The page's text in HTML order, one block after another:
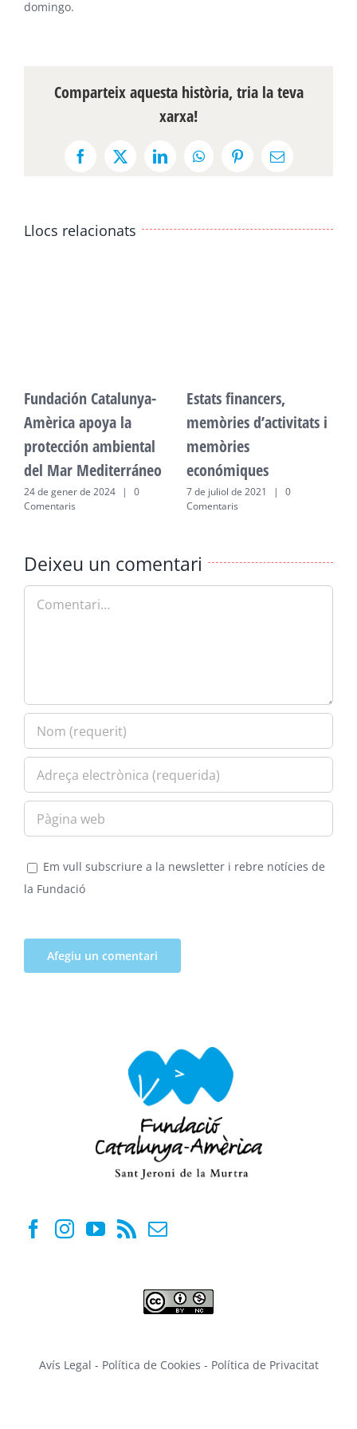
domingo.
Comparteix aquesta història, tria la teva
xarxa!
Facebook
X LinkedInWhatsAppPinterestEmail:
Llocs relacionats
Fundación Catalunya-
Amèrica apoya la
protección ambiental
del Mar Mediterráneo
24 de gener de 2024 |
0
Comentaris
Estats financers,
memòries d’activitats i
memòries
económiques
7 de juliol de 2021 |
0
Comentaris
Deixeu un comentari
Em vull subscriure a la newsletter i rebre notícies de
la Fundació
Avís Legal - Política de Cookies - Política de Privacitat